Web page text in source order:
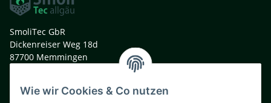
Wie wir Cookies & Co nutzen
SmoliTec GbR
Dickenreiser Weg 18d
87700 Memmingen
t. +49 (0)8331 991 33 44